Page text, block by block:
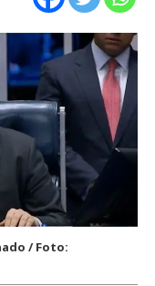
/ Foto: